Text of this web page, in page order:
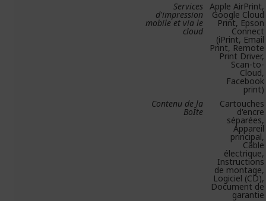
Services
d'impression
mobile et via le
cloud
Apple AirPrint,
Google Cloud
Print, Epson
Connect
(iPrint, Email
Print, Remote
Print Driver,
Scan-to-
Cloud,
Facebook
print)
Contenu de la
BoÎte
Cartouches
d'encre
séparées,
Appareil
principal,
Câble
électrique,
Instructions
de montage,
Logiciel (CD),
Document de
garantie